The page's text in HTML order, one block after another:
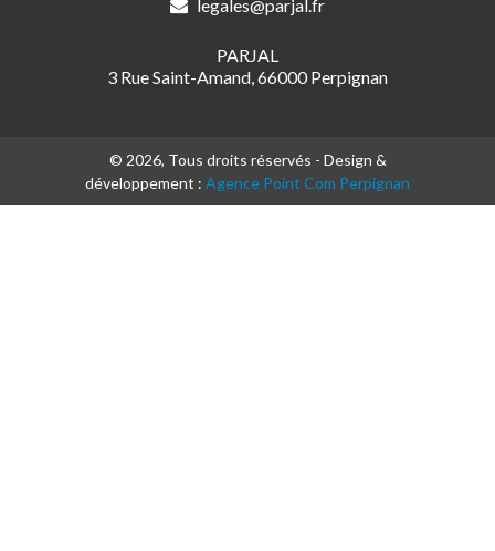
legales@parjal.fr
PARJAL
3 Rue Saint-Amand, 66000 Perpignan
© 2026, Tous droits réservés - Design &
développement : Agence Point Com Perpignan